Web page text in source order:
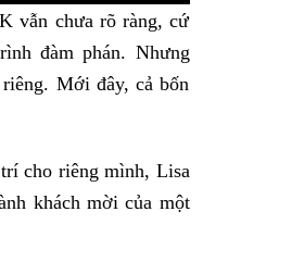
vẫn chưa rõ ràng, cứ
đàm phán. Nhưng
Mới đây, cả bốn
cho riêng mình, Lisa
khách mời của một